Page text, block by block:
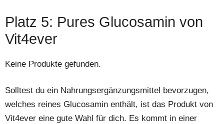
Platz 5: Pures Glucosamin von
Vit4ever
Keine Produkte gefunden.
Solltest du ein Nahrungsergänzungsmittel bevorzugen,
welches reines Glucosamin enthält, ist das Produkt von
Vit4ever eine gute Wahl für dich. Es kommt in einer